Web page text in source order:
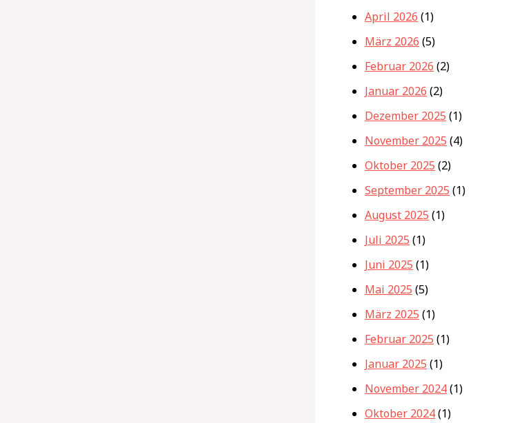
April 2026 (1)
März 2026 (5)
Februar 2026 (2)
Januar 2026 (2)
Dezember 2025 (1)
November 2025 (4)
Oktober 2025 (2)
September 2025 (1)
August 2025 (1)
Juli 2025 (1)
Juni 2025 (1)
Mai 2025 (5)
März 2025 (1)
Februar 2025 (1)
Januar 2025 (1)
November 2024(1)
Oktober 2024(1)